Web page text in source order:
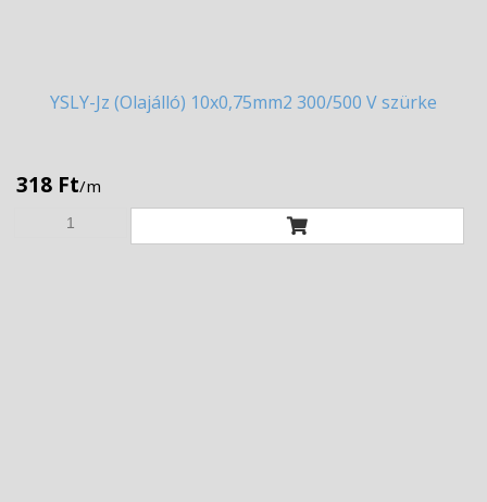
YSLY-Jz (Olajálló) 10x0,75mm2 300/500 V szürke
318 Ft/m